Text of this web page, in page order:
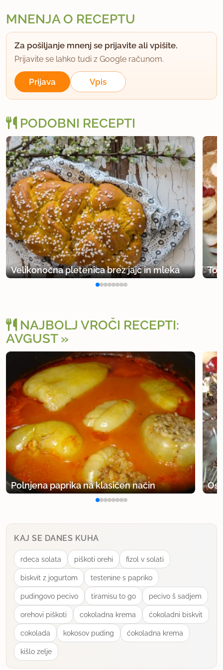
MNENJA O RECEPTU
Za pošiljanje mnenj se prijavite ali vpišite.
Prijavite se lahko tudi z Google računom.
Prijava Vpis
PODOBNI RECEPTI
Velikonočna pletenica brez jajc in mleka
NAJBOLJ VROČI RECEPTI:
AVGUST
Polnjena paprika na klasičen način
KAJ SE DANES KUHA
rdeca solata piškoti orehi fizol v solati
biskvit z jogurtom testenine s papriko
pudingovo pecivo tiramisu to go pecivo š sadjem
orehovi piškoti cokoladna krema ćokoladni biskvit
cokolada kokosov puding ćokoladna krema
kišlo zelje